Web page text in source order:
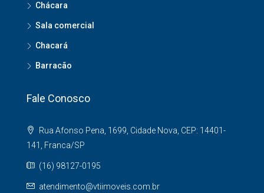
Chácara
Sala comercial
Chacará
Barracão
Fale Conosco
Rua Afonso Pena, 1699, Cidade Nova, CEP: 14401-
141, Franca/SP
(16) 98127-0195
atendimento@vtiimoveis.com.br